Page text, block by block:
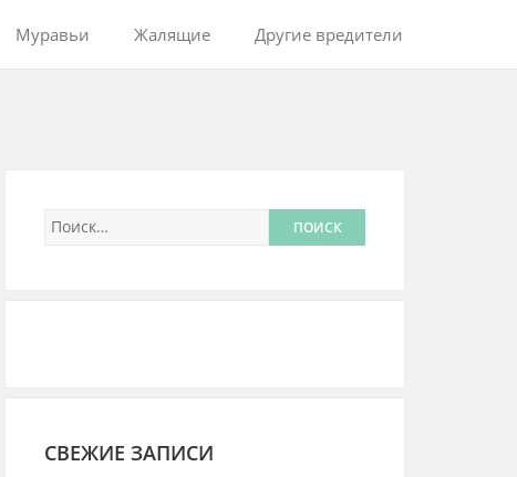
Муравьи Жалящие Другие вредители
СВЕЖИЕ ЗАПИСИ